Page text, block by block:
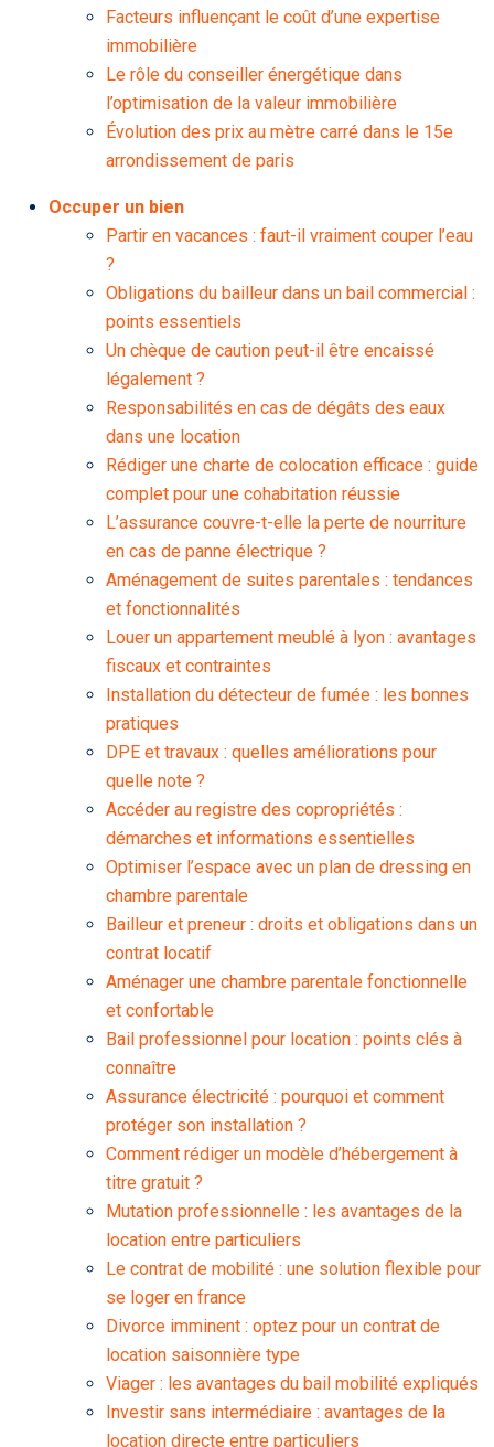
Facteurs influençant le coût d’une expertise
immobilière
Le rôle du conseiller énergétique dans
l’optimisation de la valeur immobilière
Évolution des prix au mètre carré dans le 15e
arrondissement de paris
Occuper un bien
Partir en vacances : faut-il vraiment couper l’eau
?
Obligations du bailleur dans un bail commercial :
points essentiels
Un chèque de caution peut-il être encaissé
légalement ?
Responsabilités en cas de dégâts des eaux
dans une location
Rédiger une charte de colocation efficace : guide
complet pour une cohabitation réussie
L’assurance couvre-t-elle la perte de nourriture
en cas de panne électrique ?
Aménagement de suites parentales : tendances
et fonctionnalités
Louer un appartement meublé à lyon : avantages
fiscaux et contraintes
Installation du détecteur de fumée : les bonnes
pratiques
DPE et travaux : quelles améliorations pour
quelle note ?
Accéder au registre des copropriétés :
démarches et informations essentielles
Optimiser l’espace avec un plan de dressing en
chambre parentale
Bailleur et preneur : droits et obligations dans un
contrat locatif
Aménager une chambre parentale fonctionnelle
et confortable
Bail professionnel pour location : points clés à
connaître
Assurance électricité : pourquoi et comment
protéger son installation ?
Comment rédiger un modèle d’hébergement à
titre gratuit ?
Mutation professionnelle : les avantages de la
location entre particuliers
Le contrat de mobilité : une solution flexible pour
se loger en france
Divorce imminent : optez pour un contrat de
location saisonnière type
Viager : les avantages du bail mobilité expliqués
Investir sans intermédiaire : avantages de la
location directe entre particuliers